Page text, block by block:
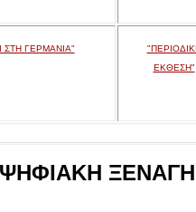
ΣΤΗ ΓΕΡΜΑΝΙΑ"
ΕΚΘΕΣΗ"